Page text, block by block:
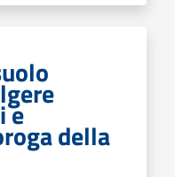
e
della